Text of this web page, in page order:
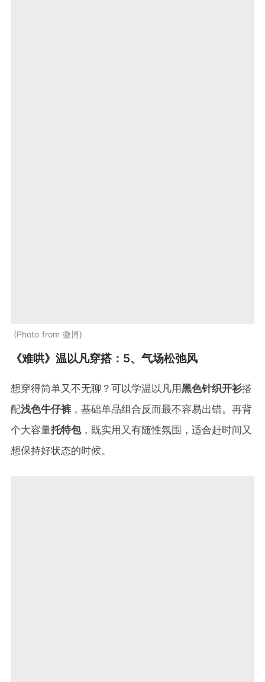
Photo from 微博
《难哄》温以凡穿搭：5、气场松弛风
想穿得简单又不无聊？可以学温以凡用黑色针织开衫搭
配浅色牛仔裤，基础单品组合反而最不容易出错。再背
个大容量托特包，既实用又有随性氛围，适合赶时间又
想保持好状态的时候。